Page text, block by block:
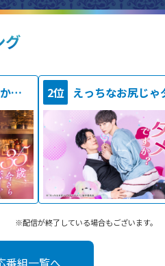
グ
３５歳、今さら恋とかありえない 2位
※配信が終了している場合もございます。